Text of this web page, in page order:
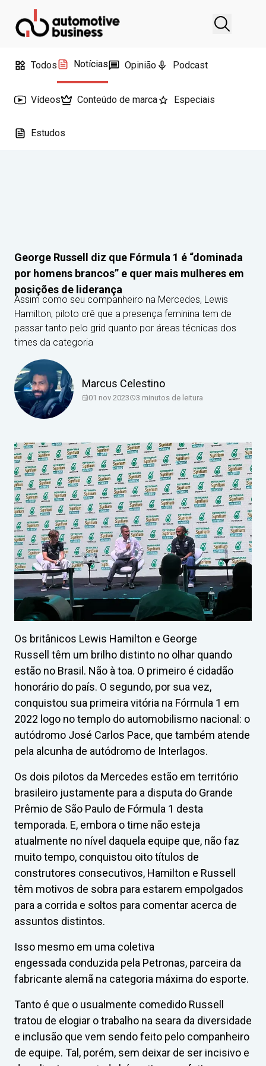
Todos Notícias Opinião Podcast
Vídeos Conteúdo de marca Especiais
Estudos
George Russell diz que Fórmula 1 é “dominada
por homens brancos” e quer mais mulheres em
posições de liderança
Assim como seu companheiro na Mercedes, Lewis
Hamilton, piloto crê que a presença feminina tem de
passar tanto pelo grid quanto por áreas técnicas dos
times da categoria
Marcus Celestino
01 nov 2023 3 minutos de leitura
Os britânicos Lewis Hamilton e George
Russell têm um brilho distinto no olhar quando
estão no Brasil. Não à toa. O primeiro é cidadão
honorário do país. O segundo, por sua vez,
conquistou sua primeira vitória na Fórmula 1 em
2022 logo no templo do automobilismo nacional: o
autódromo José Carlos Pace, que também atende
pela alcunha de autódromo de Interlagos.
Os dois pilotos da Mercedes estão em território
brasileiro justamente para a disputa do Grande
Prêmio de São Paulo de Fórmula 1 desta
temporada. E, embora o time não esteja
atualmente no nível daquela equipe que, não faz
muito tempo, conquistou oito títulos de
construtores consecutivos, Hamilton e Russell
têm motivos de sobra para estarem empolgados
para a corrida e soltos para comentar acerca de
assuntos distintos.
Isso mesmo em uma coletiva
engessada conduzida pela Petronas, parceira da
fabricante alemã na categoria máxima do esporte.
Tanto é que o usualmente comedido Russell
tratou de elogiar o trabalho na seara da diversidade
e inclusão que vem sendo feito pelo companheiro
de equipe. Tal, porém, sem deixar de ser incisivo e